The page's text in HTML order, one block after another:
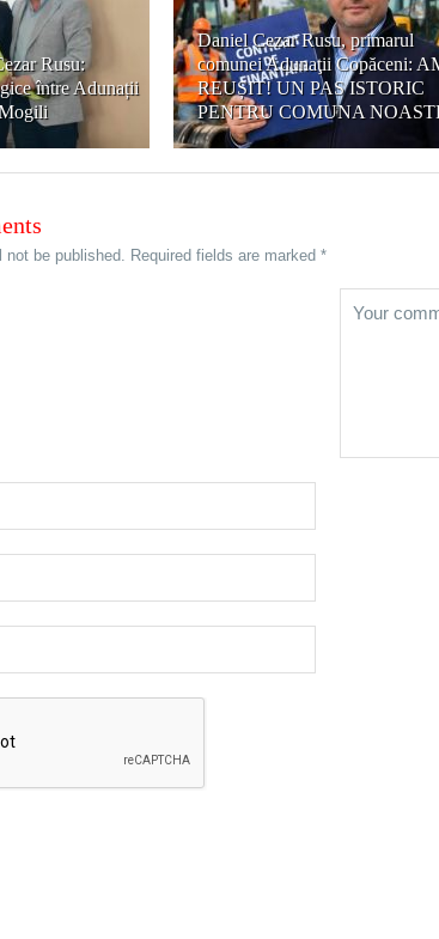
Rusu:
între Adunații
Daniel Cezar Rusu, primarul
comunei Adunaţii Copăceni:
REUȘIT! UN PAS ISTORIC
PENTRU COMUNA
not be published. Required fields are marked *